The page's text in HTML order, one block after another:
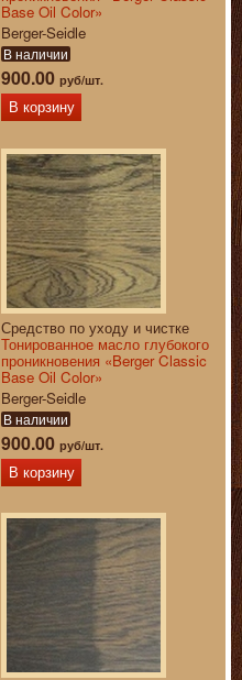
Base Oil Color»
Berger-Seidle
В наличии
900.00 руб/шт.
В корзину
Средство по уходу и чистке
Тонированное масло глубокого
проникновения «Berger Classic
Base Oil Color»
Berger-Seidle
В наличии
900.00 руб/шт.
В корзину